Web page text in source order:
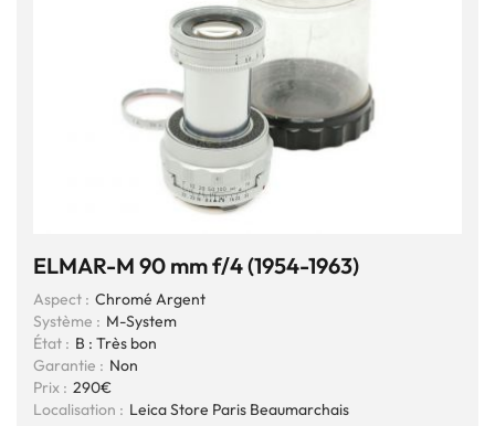
ELMAR-M 90 mm f/4 (1954-1963)
Aspect : Chromé Argent
Système : M-System
État : B : Très bon
Garantie : Non
Prix : 290€
Localisation : Leica Store Paris Beaumarchais